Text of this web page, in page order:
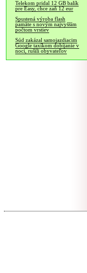
Telekom pridal 12 GB balík
pre Easy, chce zaň 12 eur
Spustená výroba flash
pamäte s novým najvyšším
počtom vrstiev
Súd zakázal samojazdiacim
Google taxíkom dobíjanie v
noci, rušili obyvateľov